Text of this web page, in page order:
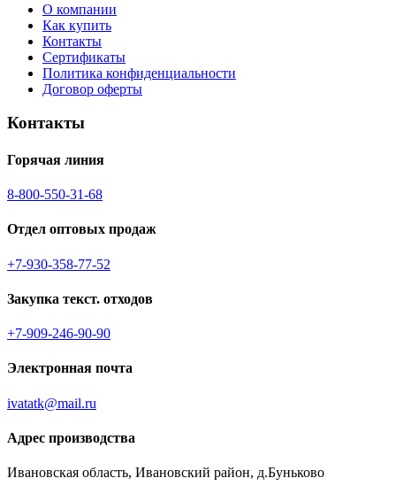
О компании
Как купить
Контакты
Сертификаты
Политика конфиденциальности
Договор оферты
Контакты
Горячая линия
8-800-550-31-68
Отдел оптовых продаж
+7-930-358-77-52
Закупка текст. отходов
+7-909-246-90-90
Электронная почта
ivatatk@mail.ru
Адрес производства
Ивановская область, Ивановский район, д.Буньково